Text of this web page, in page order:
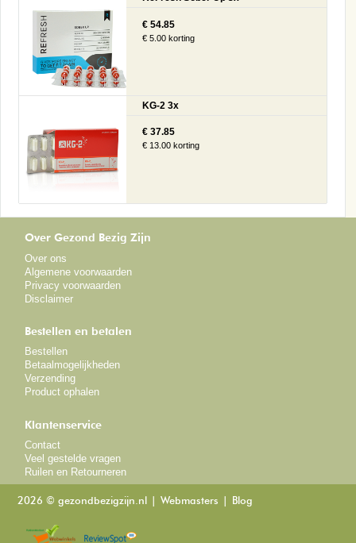
€ 54.85
€ 5.00 korting
KG-2 3x
€ 37.85
€ 13.00 korting
Over Gezond Bezig Zijn
Over ons
Algemene voorwaarden
Privacy voorwaarden
Disclaimer
Bestellen en betalen
Bestellen
Betaalmogelijkheden
Verzending
Product ophalen
Klantenservice
Contact
Veel gestelde vragen
Ruilen en Retourneren
2026 © gezondbezigzijn.nl Webmasters Blog